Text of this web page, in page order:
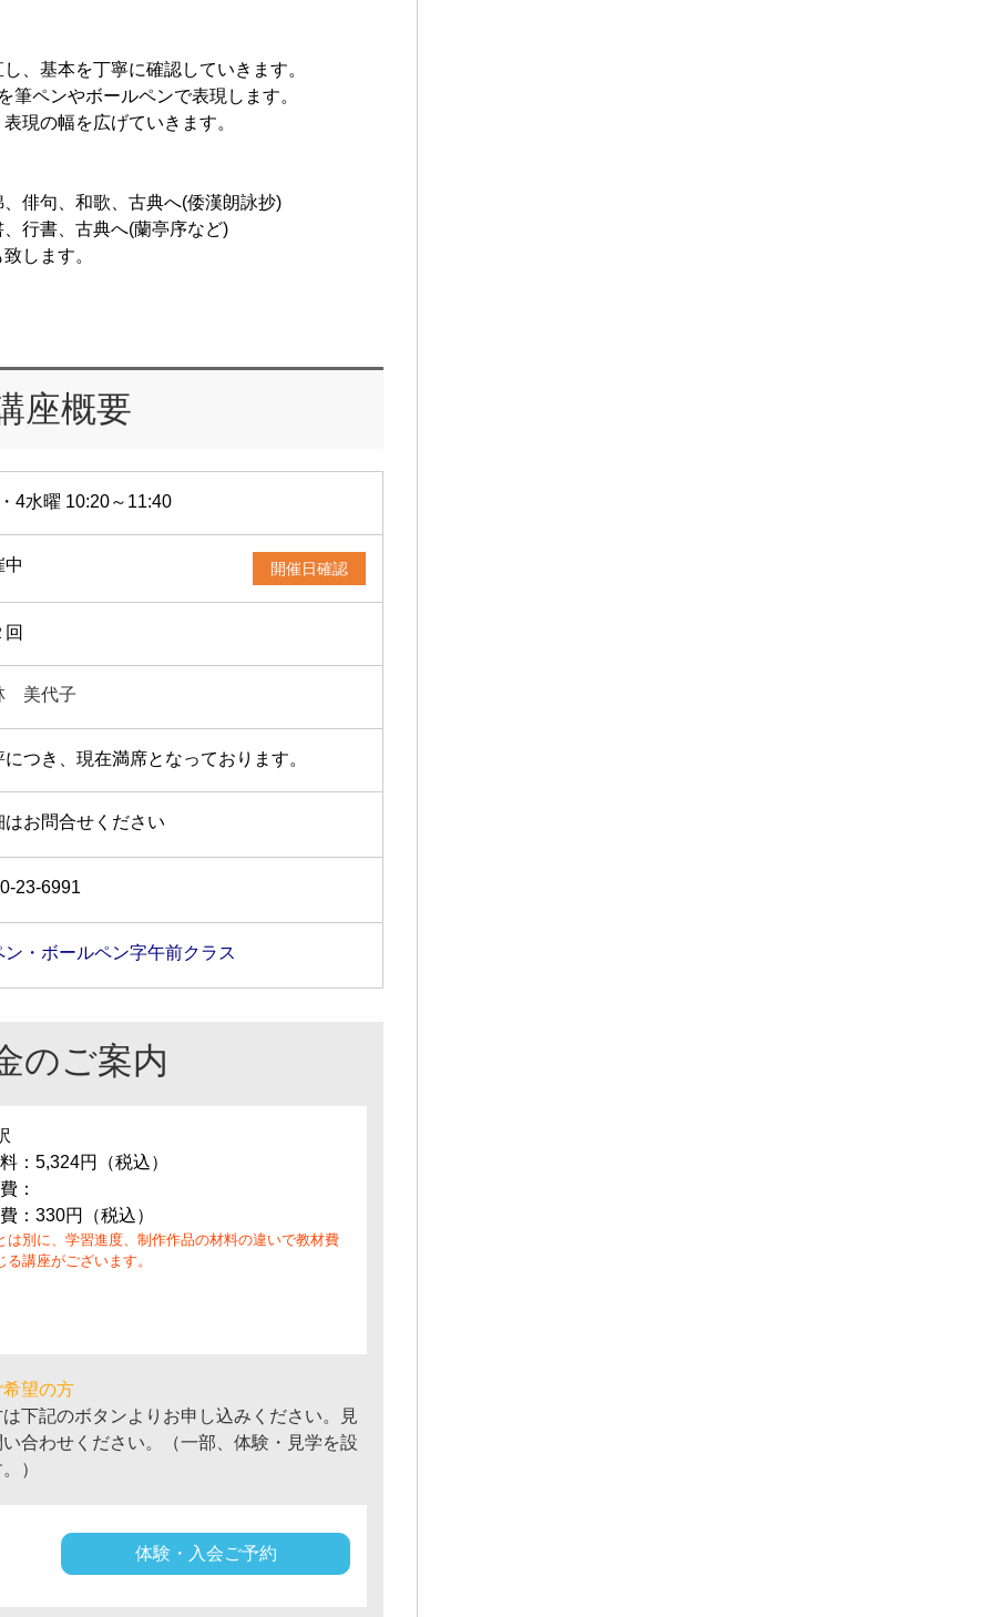
基本を丁寧に確認していきます。
ペンやボールペンで表現します。
現の幅を広げていきます。
俳句、和歌、古典へ(倭漢朗詠抄)
行書、古典へ(蘭亭序など)
します。
座概要
4水曜 10:20～11:40
中 開催日確認
回
美代子
につき、現在満席となっております。
はお問合せください
23-6991
ン・ボールペン字午前クラス
のご案内
：5,324円（税込）
：
：330円（税込）
は別に、学習進度、制作作品の材料の違いで教材費
る講座がございます。
望の方
下記のボタンよりお申し込みください。見
合わせください。（一部、体験・見学を設
）
体験・入会ご予約